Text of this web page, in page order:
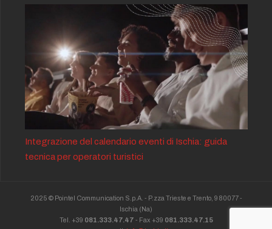
Integrazione del calendario eventi di Ischia: guida
tecnica per operatori turistici
2025 © Pointel Communication S.p.A. - P.zza Trieste e Trento, 9 80077 -
Ischia (Na)
Tel. +39 081.333.47.47 - Fax +39 081.333.47.15